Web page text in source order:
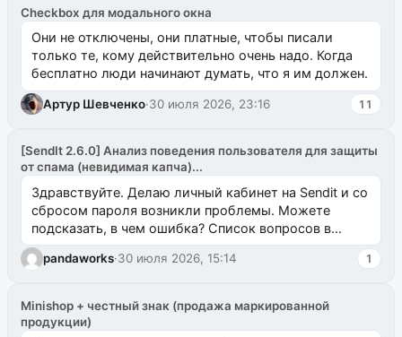
Checkbox для модального окна
Они не отключены, они платные, чтобы писали
только те, кому действительно очень надо. Когда
бесплатно люди начинают думать, что я им должен.
Артур Шевченко·30 июля 2026, 23:16 11
[SendIt 2.6.0] Анализ поведения пользователя для защиты
от спама (невидимая капча)...
Здравствуйте. Делаю личный кабинет на Sendit и со
сбросом пароля возникли проблемы. Можете
подсказать, в чем ошибка? Список вопросов в
одноименном разделе на modx.pro пока пуст, и,...
pandaworks·30 июля 2026, 15:14 1
Minishop + честный знак (продажа маркированной
продукции)